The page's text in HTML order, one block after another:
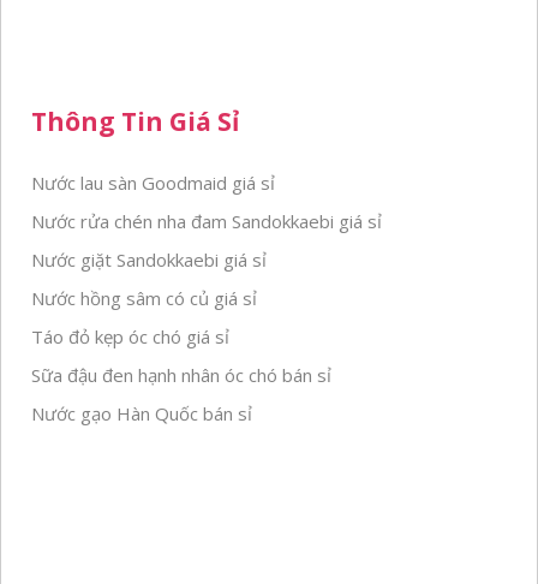
Thông Tin Giá Sỉ
Nước lau sàn Goodmaid giá sỉ
Nước rửa chén nha đam Sandokkaebi giá sỉ
Nước giặt Sandokkaebi giá sỉ
Nước hồng sâm có củ giá sỉ
Táo đỏ kẹp óc chó giá sỉ
Sữa đậu đen hạnh nhân óc chó bán sỉ
Nước gạo Hàn Quốc bán sỉ